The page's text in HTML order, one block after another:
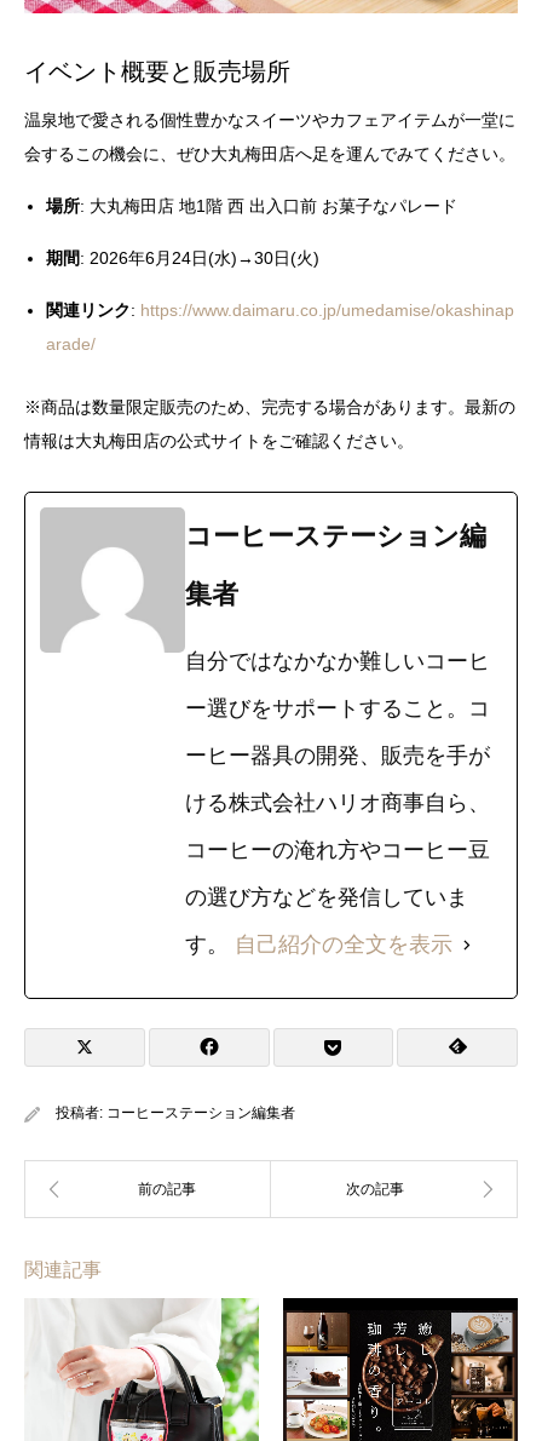
イベント概要と販売場所
温泉地で愛される個性豊かなスイーツやカフェアイテムが一堂に
会するこの機会に、ぜひ大丸梅田店へ足を運んでみてください。
場所: 大丸梅田店 地1階 西 出入口前 お菓子なパレード
期間: 2026年6月24日(水)→30日(火)
関連リンク: https://www.daimaru.co.jp/umedamise/okashinap
arade/
※商品は数量限定販売のため、完売する場合があります。最新の
情報は大丸梅田店の公式サイトをご確認ください。
コーヒーステーション編
集者
自分ではなかなか難しいコーヒ
ー選びをサポートすること。コ
ーヒー器具の開発、販売を手が
ける株式会社ハリオ商事自ら、
コーヒーの淹れ方やコーヒー豆
の選び方などを発信していま
す。 自己紹介の全文を表示
投稿者: コーヒーステーション編集者
関連記事